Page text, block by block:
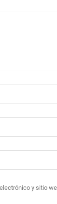
y sitio